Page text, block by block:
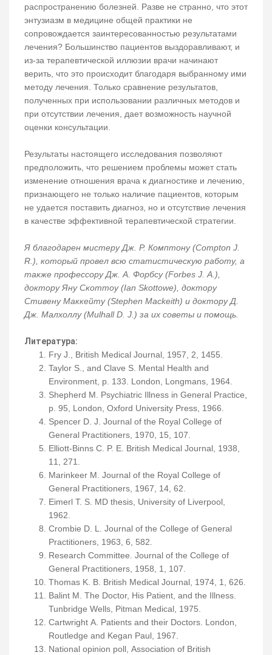
распространению болезней. Разве не странно, что этот
энтузиазм в медицине общей практики не
сопровождается заинтересованностью результатами
лечения? Большинство пациентов выздоравливают, и
из-за терапевтической иллюзии врачи начинают
верить, что это происходит благодаря выбранному ими
методу лечения. Только сравнение результатов,
полученных при использовании различных методов и
при отсутствии лечения, дает возможность научной
оценки консультации.
Результаты настоящего исследования позволяют
предположить, что решением проблемы может стать
изменение отношения врача к диагностике и лечению,
признающего не только наличие пациентов, которым
не удается поставить диагноз, но и отсутствие лечения
в качестве эффективной терапевтической стратегии.
Я благодарен мистеру Дж. Р. Комптону (Compton J.
R.), который провел всю статистическую работу, а
также профессору Дж. А. Форбсу (Forbes J. A.),
доктору Яну Скоттоу (Ian Skottowe), доктору
Стивену Маккейту (Stephen Mackeith) и доктору Д.
Дж. Малхоллу (Mulhall D. J.) за их советы и помощь.
Литература:
Fry J., British Medical Journal, 1957, 2, 1455.
Taylor S., and Clave S. Mental Health and
Environment, p. 133. London, Longmans, 1964.
Shepherd M. Psychiatric Illness in General Practice,
p. 95, London, Oxford University Press, 1966.
Spencer D. J. Journal of the Royal College of
General Practitioners, 1970, 15, 107.
Elliott-Binns C. P. E. British Medical Journal, 1938,
11, 271.
Marinkeer M. Journal of the Royal College of
General Practitioners, 1967, 14, 62.
Eimerl T. S. MD thesis, University of Liverpool,
1962.
Crombie D. L. Journal of the College of General
Practitioners, 1963, 6, 582.
Research Committee. Journal of the College of
General Practitioners, 1958, 1, 107.
Thomas K. B. British Medical Journal, 1974, 1, 626.
Balint M. The Doctor, His Patient, and the Illness.
Tunbridge Wells, Pitman Medical, 1975.
Cartwright A. Patients and their Doctors. London,
Routledge and Kegan Paul, 1967.
National opinion poll, Association of British